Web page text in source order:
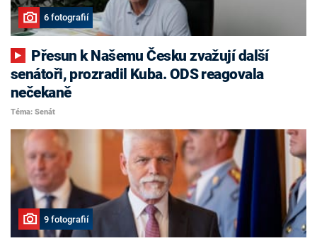
6 fotografií
senátoři, prozradil Kuba. ODS reagovala
nečekaně
Téma: Senát
9 fotografií